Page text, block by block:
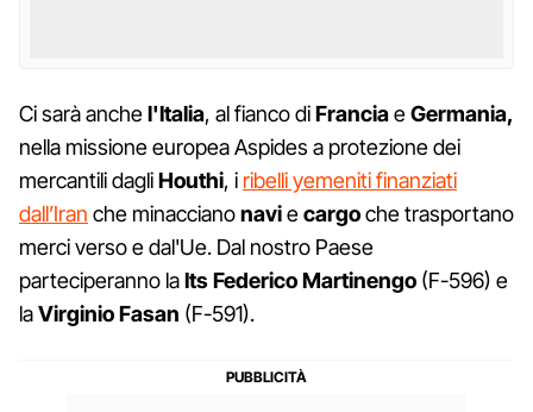
Ci sarà anchel'Italia, al fianco diFranciaeGermania,
nella missione europea Aspides a protezione dei
mercantili dagliHouthi, i ribelli yemeniti finanziati
dall’Iran che minaccianonaviecargoche trasportano
merci verso e dal'Ue. Dal nostro Paese
parteciperanno laIts Federico Martinengo (F-596) e
laVirginioFasan (F-591).